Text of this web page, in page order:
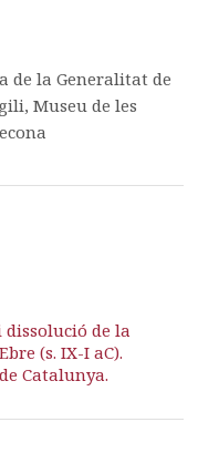
de la Generalitat de
Museu de les
de la
(s. IX-I aC).
Catalunya.